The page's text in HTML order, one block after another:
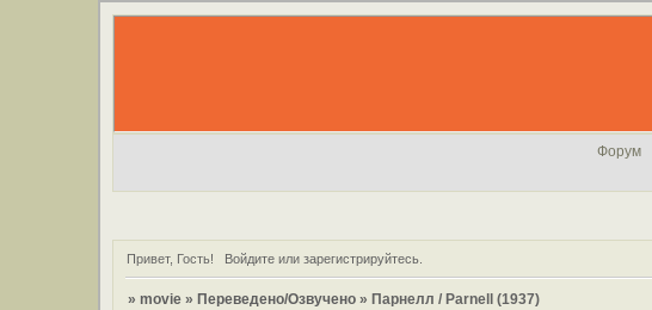
Форум
Привет, Гость! Войдитеили зарегистрируйтесь.
»movie » Переведено/Озвучено » Парнелл / Parnell (1937)